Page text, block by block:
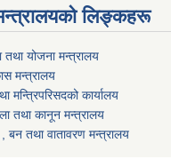
लिङ्कहरू
तथा योजना मन्त्रालय
मन्त्रालय
मन्त्रिपरिसदको कार्यालय
तथा कानून मन्त्रालय
, बन तथा वातावरण मन्त्रालय